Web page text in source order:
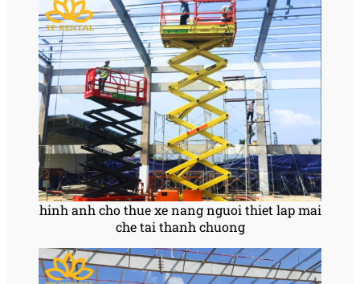
hinh anh cho thue xe nang nguoi thiet lap mai
che tai thanh chuong